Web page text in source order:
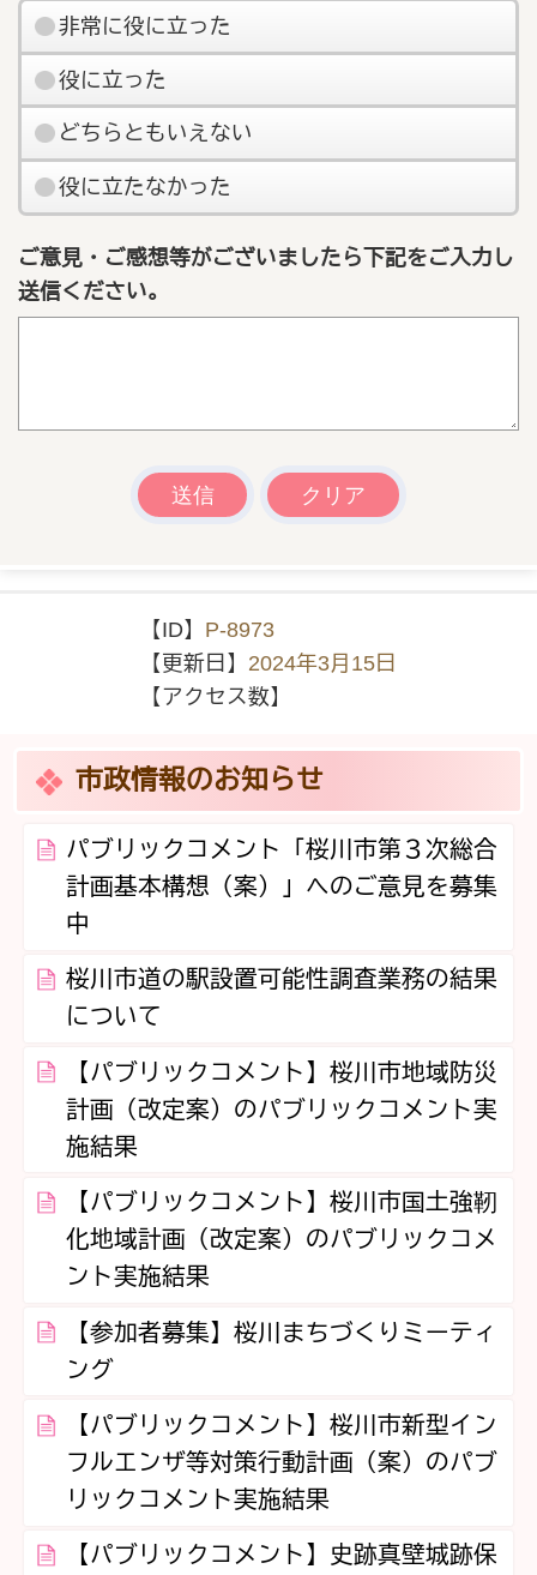
非常に役に立った
役に立った
どちらともいえない
役に立たなかった
ご意見・ご感想等がございましたら下記をご入力し
送信ください。
【ID】 P-8973
【更新日】 2024年3月15日
【アクセス数】
市政情報のお知らせ
パブリックコメント「桜川市第３次総合
計画基本構想（案）」へのご意見を募集
中
桜川市道の駅設置可能性調査業務の結果
について
【パブリックコメント】桜川市地域防災
計画（改定案）のパブリックコメント実
施結果
【パブリックコメント】桜川市国土強靭
化地域計画（改定案）のパブリックコメ
ント実施結果
【参加者募集】桜川まちづくりミーティ
ング
【パブリックコメント】桜川市新型イン
フルエンザ等対策行動計画（案）のパブ
リックコメント実施結果
【パブリックコメント】史跡真壁城跡保